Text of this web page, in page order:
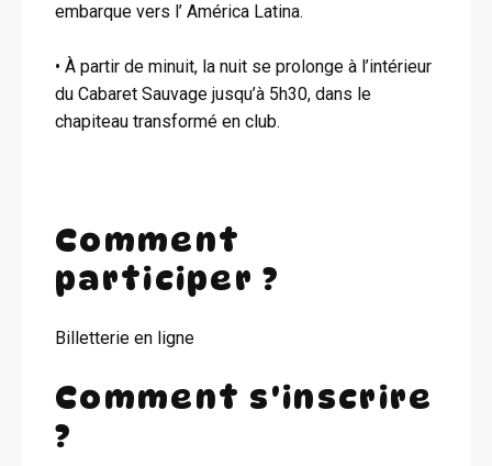
embarque vers l’ América Latina.
• À partir de minuit, la nuit se prolonge à l’intérieur
du Cabaret Sauvage jusqu’à 5h30, dans le
chapiteau transformé en club.
Comment
participer ?
Billetterie en ligne
Comment s'inscrire
?